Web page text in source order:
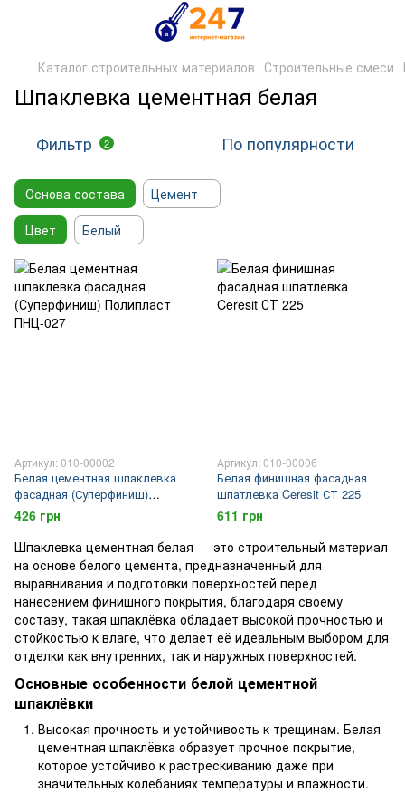
Каталог строительных материалов Строительные смеси
Шпаклевка цементная белая
Фильтр 2 По популярности
Основа состава
Цемент
Цвет
Белый
Артикул: 010-00002
Белая цементная шпаклевка
фасадная (Суперфиниш)
Полипласт ПНЦ-027
426 грн
Артикул: 010-00006
Белая финишная фасадная
шпатлевка Ceresit СТ 225
611 грн
Шпаклевка цементная белая — это строительный материал
на основе белого цемента, предназначенный для
выравнивания и подготовки поверхностей перед
нанесением финишного покрытия, благодаря своему
составу, такая шпаклёвка обладает высокой прочностью и
стойкостью к влаге, что делает её идеальным выбором для
отделки как внутренних, так и наружных поверхностей.
Основные особенности белой цементной
шпаклёвки
Высокая прочность и устойчивость к трещинам. Белая
цементная шпаклёвка образует прочное покрытие,
которое устойчиво к растрескиванию даже при
значительных колебаниях температуры и влажности.